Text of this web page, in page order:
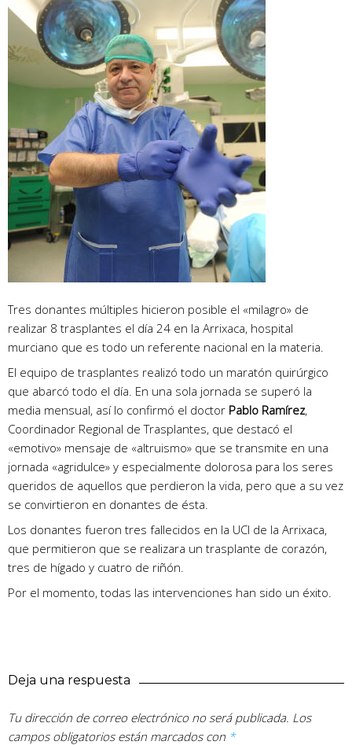
Tres donantes múltiples hicieron posible el «milagro» de
realizar 8 trasplantes el día 24 en la Arrixaca, hospital
murciano que es todo un referente nacional en la materia.
El equipo de trasplantes realizó todo un maratón quirúrgico
que abarcó todo el día. En una sola jornada se superó la
media mensual, así lo confirmó el doctor Pablo Ramírez,
Coordinador Regional de Trasplantes, que destacó el
«emotivo» mensaje de «altruismo» que se transmite en una
jornada «agridulce» y especialmente dolorosa para los seres
queridos de aquellos que perdieron la vida, pero que a su vez
se convirtieron en donantes de ésta.
Los donantes fueron tres fallecidos en la UCI de la Arrixaca,
que permitieron que se realizara un trasplante de corazón,
tres de hígado y cuatro de riñón.
Por el momento, todas las intervenciones han sido un éxito.
Deja una respuesta
Tu dirección de correo electrónico no será publicada. Los
campos obligatorios están marcados con *